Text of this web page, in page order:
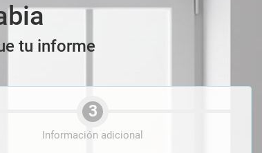
tu informe
3
Información adicional